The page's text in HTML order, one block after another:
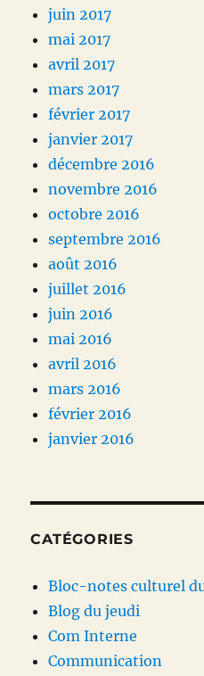
juin 2017
mai 2017
avril 2017
mars 2017
février 2017
janvier 2017
décembre 2016
novembre 2016
octobre 2016
septembre 2016
août 2016
juillet 2016
juin 2016
mai 2016
avril 2016
mars 2016
février 2016
janvier 2016
CATÉGORIES
Bloc-notes culturel
Blog du jeudi
Com Interne
Communication